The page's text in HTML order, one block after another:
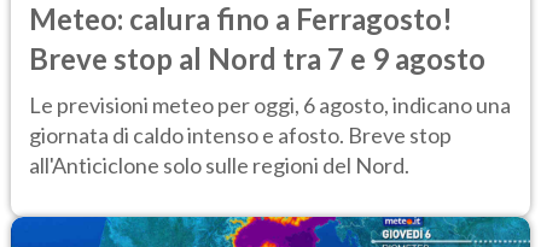
Meteo: calura fino a Ferragosto!
Breve stop al Nord tra 7 e 9 agosto
Le previsioni meteo per oggi, 6 agosto, indicano una
giornata di caldo intenso e afosto. Breve stop
all'Anticiclone solo sulle regioni del Nord.